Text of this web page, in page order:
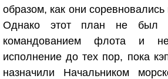
образом, как они соревновались
Однако этот план не был
командованием флота и
исполнение до тех пор, пока
назначили Начальником